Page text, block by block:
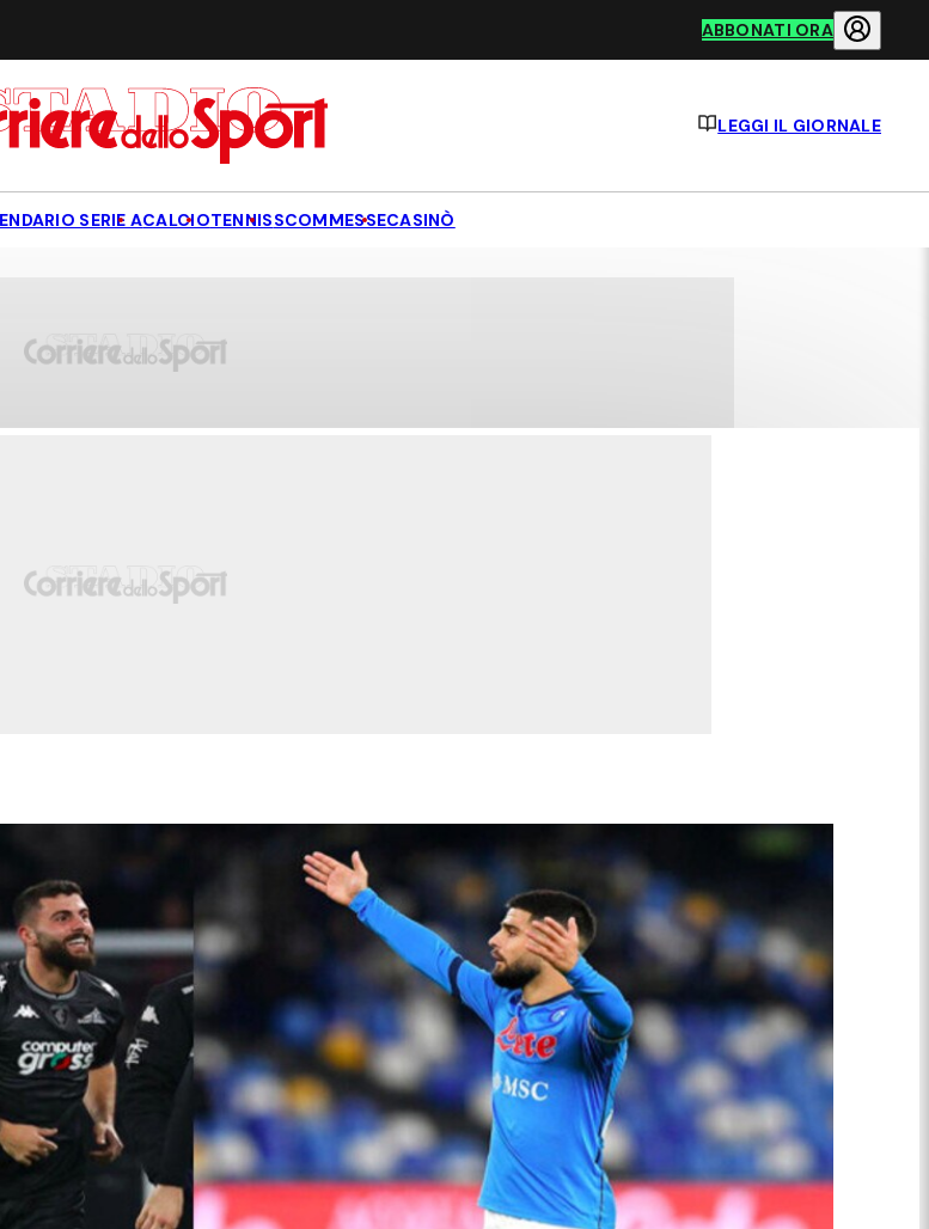
ABBONATI ORA
LEGGI IL GIORNALE
SERIE ACALCIOTENNISSCOMMESSECASINÒ